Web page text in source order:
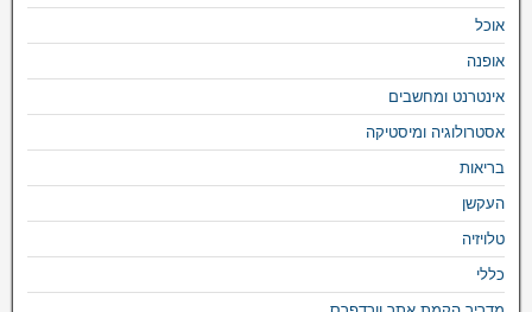
אוכל
אופנה
אינטרנט ומחשבים
אסטרולוגיה ומיסטיקה
בריאות
העקשן
טלויזיה
כללי